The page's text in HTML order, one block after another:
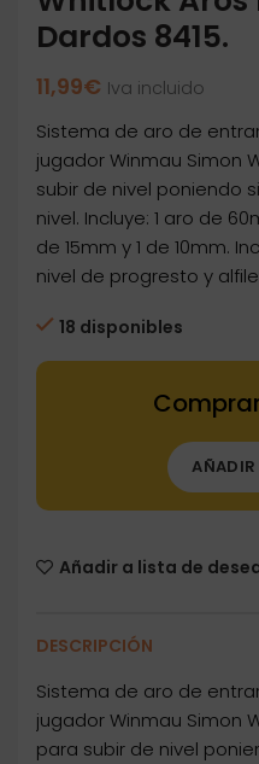
Dardos 8415.
11,99€ Iva incluido
Sistema de aro de
jugador Winmau Simon
subir de nivel poniendo
nivel. Incluye: 1 aro de
de 15mm y 1 de 10mm.
nivel de progresto y
18 disponibles
Dartstore
Añadir a lista de
DESCRIPCIÓN
Sistema de aro de
jugador Winmau Simon
para subir de nivel